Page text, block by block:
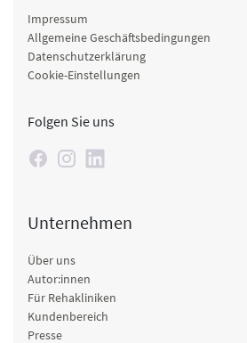
Impressum
Allgemeine Geschäftsbedingungen
Datenschutzerklärung
Cookie-Einstellungen
Folgen Sie uns
Unternehmen
Über uns
Autor:innen
Für Rehakliniken
Kundenbereich
Presse